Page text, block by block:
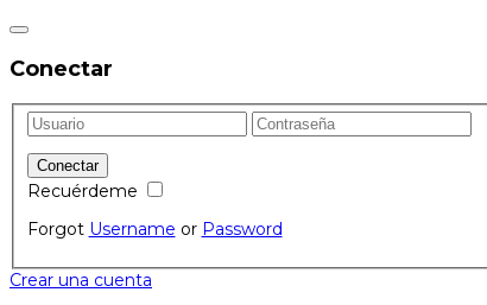
Conectar
Recuérdeme
Forgot Username or Password
Crear una cuenta